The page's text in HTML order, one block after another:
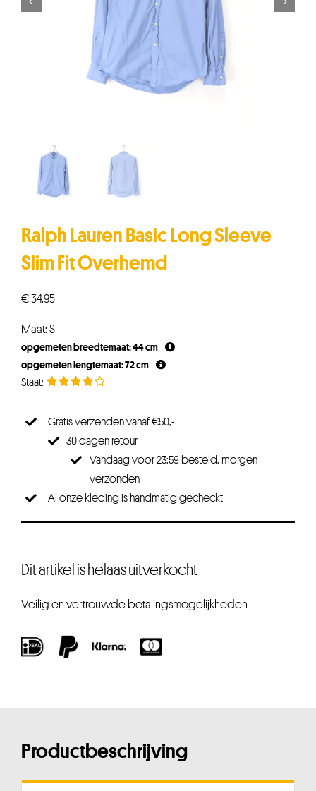
Ralph Lauren Basic Long Sleeve
Slim Fit Overhemd
€34,95
Maat: S
opgemeten breedtemaat: 44 cm
opgemeten lengtemaat: 72 cm
Gratis verzenden vanaf €50,-
30 dagen retour
Vandaag voor 23:59 besteld, morgen
verzonden
Al onze kleding is handmatig gecheckt
Dit artikel is helaas uitverkocht
Veilig en vertrouwde betalingsmogelijkheden
Productbeschrijving